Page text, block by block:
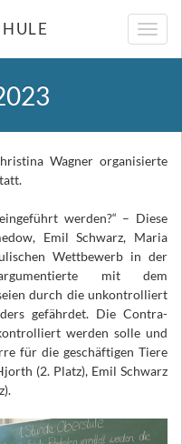
Wagner organisierte
werden?“ – Diese
Emil Schwarz, Maria
Wettbewerb in der
mit dem
durch die unkontrolliert
gefährdet. Die Contra-
werden solle und
für die geschäftigen Tiere
(2. Platz), Emil Schwarz